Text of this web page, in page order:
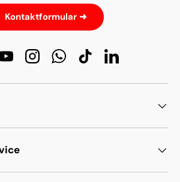
Kontaktformular ➜
YouTubeInstagramWhatsApp
TikTokLinkedIn